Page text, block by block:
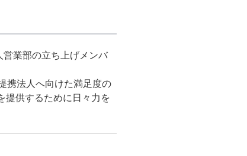
業部の立ち上げメンバ
携法人へ向けた満足度の
提供するために日々力を